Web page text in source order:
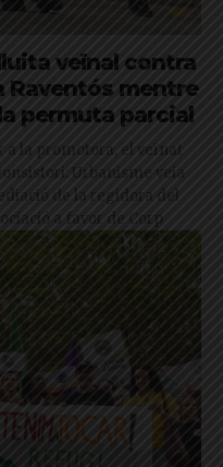
veïnal contra
Raventós mentre
permuta parcial
a la promotora, el veïnat
Urbanisme veia
de la regidora del
a favor de Corp